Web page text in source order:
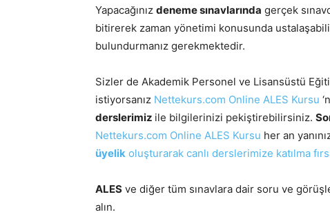
Yapacağınız deneme sınavlarında gerçek
bitirerek zaman yönetimi konusunda
bulundurmanız gerekmektedir.
Sizler de Akademik Personel ve Lisansüstü
istiyorsanız Nettekurs.com Online ALES Kursu
derslerimiz ile bilgilerinizi pekiştirebilirsiniz. S
Nettekurs.com Online ALES Kursu her an
üyelik oluşturarak canlı derslerimize katılma
ALES ve diğer tüm sınavlara dair soru ve
alın.